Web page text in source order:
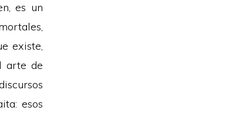
es un
existe,
arte de
esos